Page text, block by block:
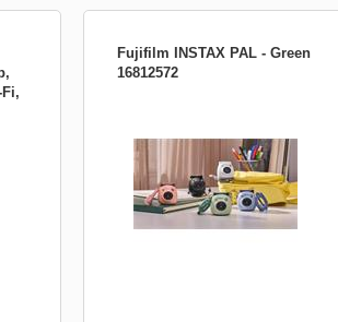
a
Fujifilm INSTAX PAL - Green
16812572
speciální mobilní aplikace INSTAX Pal.
Poté si své oblíbené snímky můžete
kdykoli vytisknout pomocí jakékoli tiskárny
z řady INST